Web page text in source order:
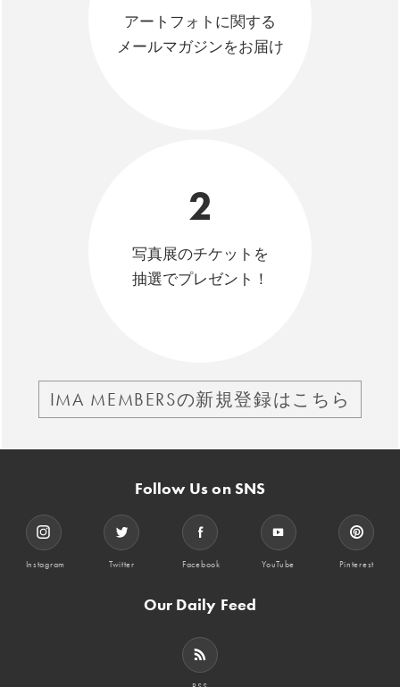
アートフォトに関する
メールマガジンをお届け
2
写真展のチケットを
抽選でプレゼント！
IMA MEMBERSの新規登録はこちら
Follow Us on SNS
Instagram Twitter Facebook YouTube Pinterest
Our Daily Feed